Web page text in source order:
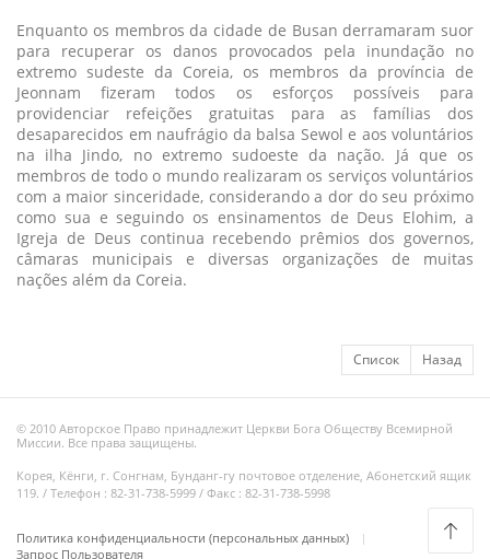
Enquanto os membros da cidade de Busan derramaram suor
para recuperar os danos provocados pela inundação no
extremo sudeste da Coreia, os membros da província de
Jeonnam fizeram todos os esforços possíveis para
providenciar refeições gratuitas para as famílias dos
desaparecidos em naufrágio da balsa Sewol e aos voluntários
na ilha Jindo, no extremo sudoeste da nação. Já que os
membros de todo o mundo realizaram os serviços voluntários
com a maior sinceridade, considerando a dor do seu próximo
como sua e seguindo os ensinamentos de Deus Elohim, a
Igreja de Deus continua recebendo prêmios dos governos,
câmaras municipais e diversas organizações de muitas
nações além da Coreia.
Список Назад
© 2010 Авторское Право принадлежит Церкви Бога Обществу Всемирной
Миссии. Все права защищены.
Корея, Кёнги, г. Сонгнам, Бунданг-гу почтовое отделение, Абонетский ящик
119. / Телефон : 82-31-738-5999 / Факс : 82-31-738-5998
Политика конфиденциальности (персональных данных)
Запрос Пользователя